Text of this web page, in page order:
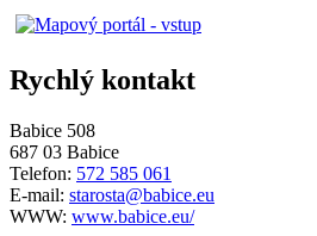
Rychlý kontakt
Babice 508
687 03 Babice
Telefon: 572 585 061
E-mail: starosta@babice.eu
WWW: www.babice.eu/